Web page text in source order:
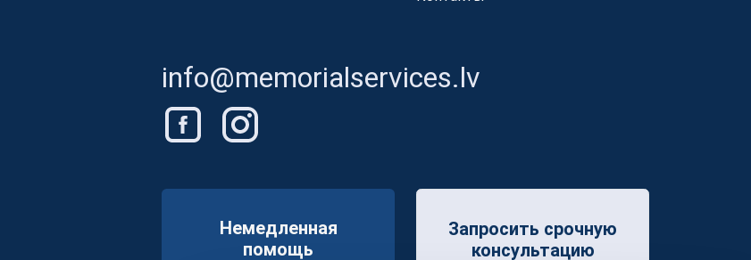
info@memorialservices.lv
Немедленная
помощь
Запросить срочную
консультацию